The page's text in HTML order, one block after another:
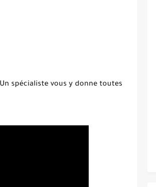
spécialiste vous y donne toutes